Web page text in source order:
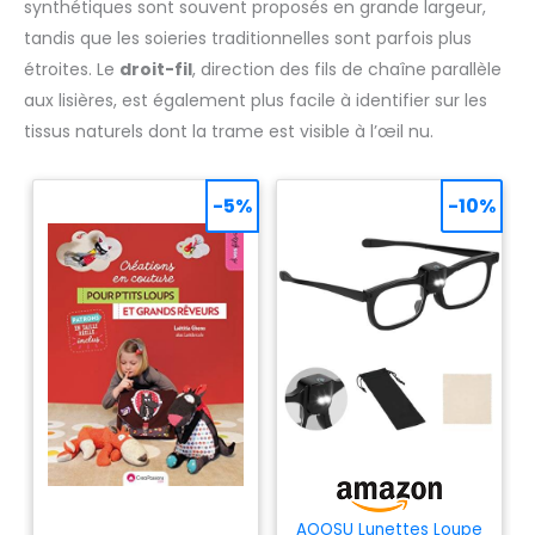
synthétiques sont souvent proposés en grande largeur,
tandis que les soieries traditionnelles sont parfois plus
étroites. Le droit-fil, direction des fils de chaîne parallèle
aux lisières, est également plus facile à identifier sur les
tissus naturels dont la trame est visible à l’œil nu.
-5%
AOOSU Lunettes Loupe
-10%